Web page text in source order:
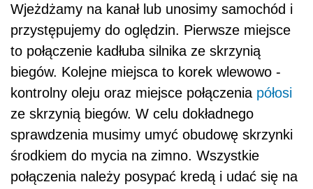
Wjeżdżamy na kanał lub unosimy samochód i
przystępujemy do oględzin. Pierwsze miejsce
to połączenie kadłuba silnika ze skrzynią
biegów. Kolejne miejsca to korek wlewowo -
kontrolny oleju oraz miejsce połączenia półosi
ze skrzynią biegów. W celu dokładnego
sprawdzenia musimy umyć obudowę skrzynki
środkiem do mycia na zimno. Wszystkie
połączenia należy posypać kredą i udać się na